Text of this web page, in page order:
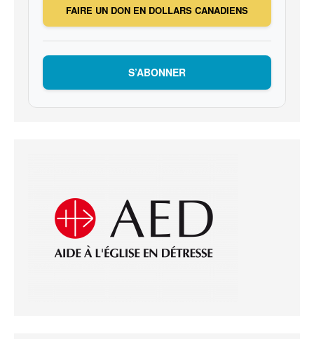
FAIRE UN DON EN DOLLARS CANADIENS
S’ABONNER